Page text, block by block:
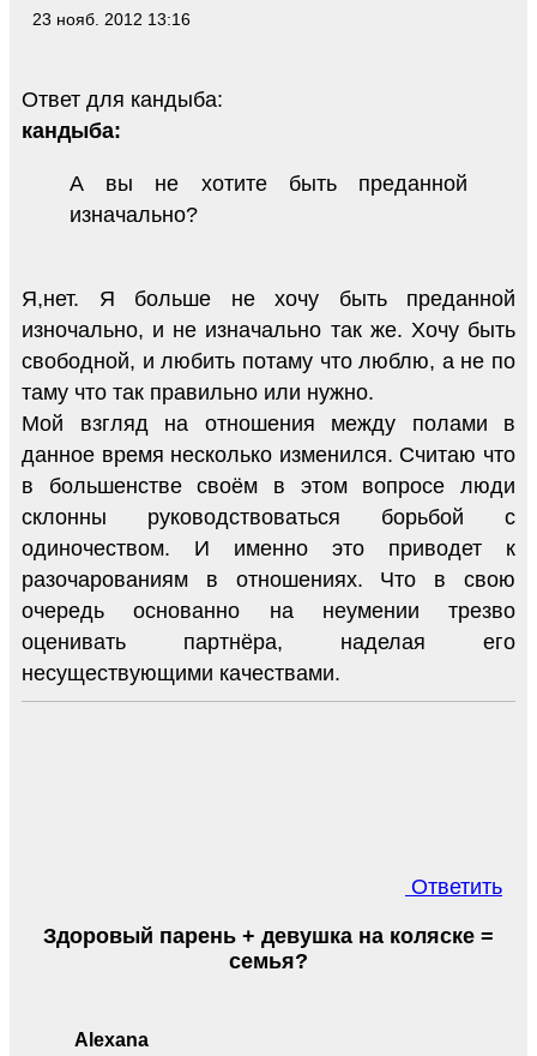
23 нояб. 2012 13:16
Ответ для кандыба:
кандыба:
А вы не хотите быть преданной
изначально?
Я,нет. Я больше не хочу быть преданной
изночально, и не изначально так же. Хочу быть
свободной, и любить потаму что люблю, а не по
таму что так правильно или нужно.
Мой взгляд на отношения между полами в
данное время несколько изменился. Считаю что
в большенстве своём в этом вопросе люди
склонны руководствоваться борьбой с
одиночеством. И именно это приводет к
разочарованиям в отношениях. Что в свою
очередь основанно на неумении трезво
оценивать партнёра, наделая его
несуществующими качествами.
Ответить
Alexana
Здоровый парень + девушка на коляске =
семья?